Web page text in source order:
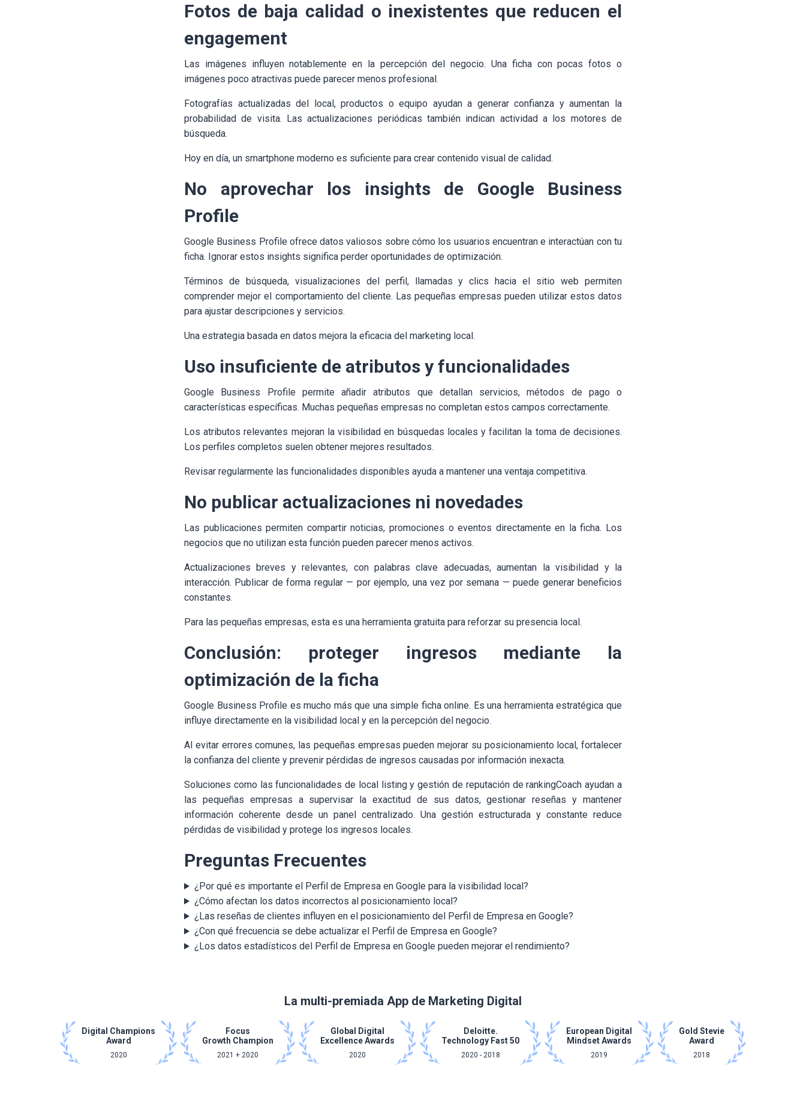
Fotos de baja calidad o inexistentes que reducen el
engagement
Las imágenes influyen notablemente en la percepción del negocio. Una ficha con pocas fotos o
imágenes poco atractivas puede parecer menos profesional.
Fotografías actualizadas del local, productos o equipo ayudan a generar confianza y aumentan la
probabilidad de visita. Las actualizaciones periódicas también indican actividad a los motores de
búsqueda.
Hoy en día, un smartphone moderno es suficiente para crear contenido visual de calidad.
No aprovechar los insights de Google Business
Profile
Google Business Profile ofrece datos valiosos sobre cómo los usuarios encuentran e interactúan con tu
ficha. Ignorar estos insights significa perder oportunidades de optimización.
Términos de búsqueda, visualizaciones del perfil, llamadas y clics hacia el sitio web permiten
comprender mejor el comportamiento del cliente. Las pequeñas empresas pueden utilizar estos datos
para ajustar descripciones y servicios.
Una estrategia basada en datos mejora la eficacia del marketing local.
Uso insuficiente de atributos y funcionalidades
Google Business Profile permite añadir atributos que detallan servicios, métodos de pago o
características específicas. Muchas pequeñas empresas no completan estos campos correctamente.
Los atributos relevantes mejoran la visibilidad en búsquedas locales y facilitan la toma de decisiones.
Los perfiles completos suelen obtener mejores resultados.
Revisar regularmente las funcionalidades disponibles ayuda a mantener una ventaja competitiva.
No publicar actualizaciones ni novedades
Las publicaciones permiten compartir noticias, promociones o eventos directamente en la ficha. Los
negocios que no utilizan esta función pueden parecer menos activos.
Actualizaciones breves y relevantes, con palabras clave adecuadas, aumentan la visibilidad y la
interacción. Publicar de forma regular — por ejemplo, una vez por semana — puede generar beneficios
constantes.
Para las pequeñas empresas, esta es una herramienta gratuita para reforzar su presencia local.
Conclusión: proteger ingresos mediante la
optimización de la ficha
Google Business Profile es mucho más que una simple ficha online. Es una herramienta estratégica que
influye directamente en la visibilidad local y en la percepción del negocio.
Al evitar errores comunes, las pequeñas empresas pueden mejorar su posicionamiento local, fortalecer
la confianza del cliente y prevenir pérdidas de ingresos causadas por información inexacta.
Soluciones como las funcionalidades de local listing y gestión de reputación de rankingCoach ayudan a
las pequeñas empresas a supervisar la exactitud de sus datos, gestionar reseñas y mantener
información coherente desde un panel centralizado. Una gestión estructurada y constante reduce
pérdidas de visibilidad y protege los ingresos locales.
Preguntas Frecuentes
¿Por qué es importante el Perfil de Empresa en Google para la visibilidad local?
¿Cómo afectan los datos incorrectos al posicionamiento local?
¿Las reseñas de clientes influyen en el posicionamiento del Perfil de Empresa en Google?
¿Con qué frecuencia se debe actualizar el Perfil de Empresa en Google?
¿Los datos estadísticos del Perfil de Empresa en Google pueden mejorar el rendimiento?
La multi-premiada App de Marketing Digital
Digital Champions
Award
2020
Focus
Growth Champion
2021 + 2020
Global Digital
Excellence Awards
2020
Deloitte.
Technology Fast 50
2020 - 2018
European Digital
Mindset Awards
2019
Gold Stevie
Award
2018